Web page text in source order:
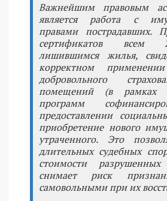
Важнейшим правовым
является работа с
правами пострадавших.
сертификатов всем
лишившимся жилья,
корректном
добровольного
помещений (в рамках
программ
предоставлении
приобретение нового
утраченного. Это
длительных судебных
стоимости
снимает риск
самовольными при их